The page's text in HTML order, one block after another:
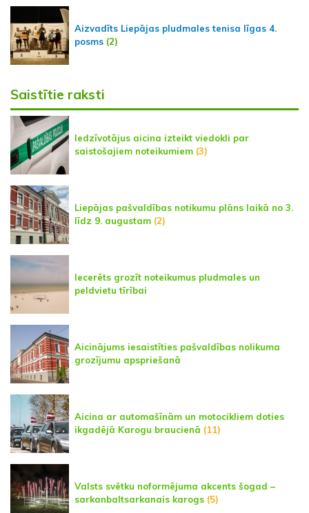
Aizvadīts Liepājas pludmales tenisa līgas 4.
posms (2)
Saistītie raksti
Iedzīvotājus aicina izteikt viedokli par
saistošajiem noteikumiem (3)
Liepājas pašvaldības notikumu plāns laikā no 3.
līdz 9. augustam (2)
Iecerēts grozīt noteikumus pludmales un
peldvietu tīrībai
Aicinājums iesaistīties pašvaldības nolikuma
grozījumu apspriešanā
Aicina ar automašīnām un motocikliem doties
ikgadējā Karogu braucienā (11)
Valsts svētku noformējuma akcents šogad –
sarkanbaltsarkanais karogs (5)